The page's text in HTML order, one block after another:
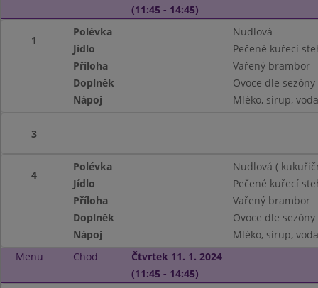
(11:45 - 14:45)
1
Polévka
Nudlová
Jídlo
Pečené kuřecí
Příloha
Vařený brambor
Doplněk
Ovoce dle sezóny
Nápoj
Mléko, sirup,
3
4
Polévka
Nudlová (
Jídlo
Pečené kuřecí
Příloha
Vařený brambor
Doplněk
Ovoce dle sezóny
Nápoj
Mléko, sirup,
Menu
Chod
Čtvrtek 11. 1. 2024
(11:45 - 14:45)